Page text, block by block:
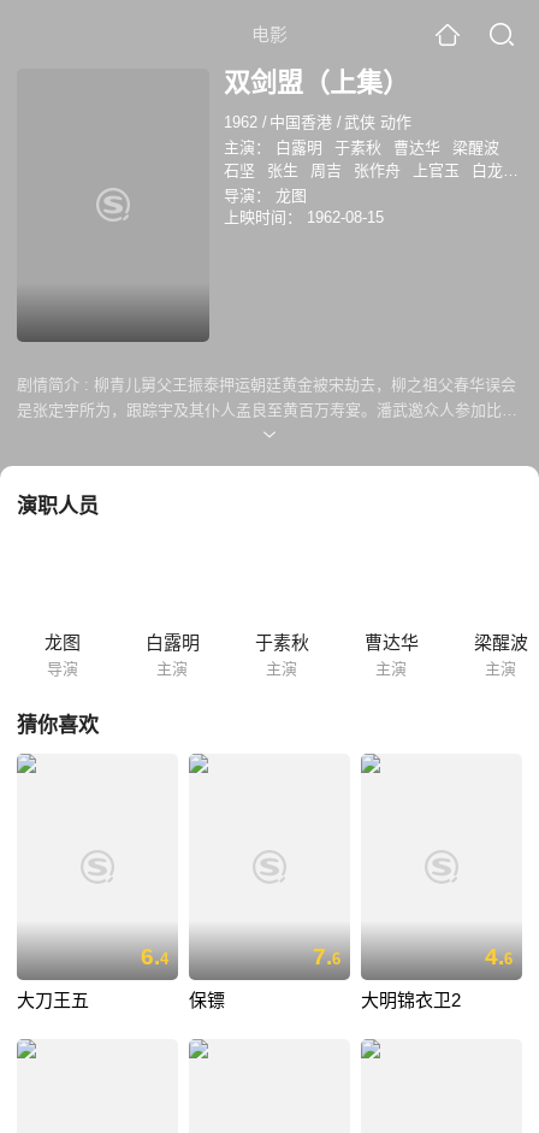
电影
双剑盟（上集）
1962 / 中国香港 / 武侠 动作
主演：
白露明 于素秋 曹达华
梁醒波
石坚
张生 周吉 张作舟 上官玉
白龙
珠
少新权
何少雄
杨业宏 袁立祥
导演：
龙图
上映时间：
1962-08-15
剧情简介 : 柳青儿舅父王振泰押运朝廷黄金被宋劫去，柳之祖父春华误会
是张定宇所为，跟踪宇及其仆人孟良至黄百万寿宴。潘武邀众人参加比武
大赛，奖品是前朝遗下的珠宝，武建议用作账灾，朱半仙退席，对付武对
寻仇，摩诃明暗助柳。宋终为师父冯烟客所救。柳、宇获明指点，在武林
演职人员
龙图
导演
白露明
主演
于素秋
主演
曹达华
主演
梁醒波
主演
猜你喜欢
6.4
大刀王五
7.6
保镖
4.6
大明锦衣卫2